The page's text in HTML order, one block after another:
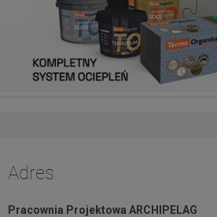
Adres
Pracownia Projektowa ARCHIPELAG